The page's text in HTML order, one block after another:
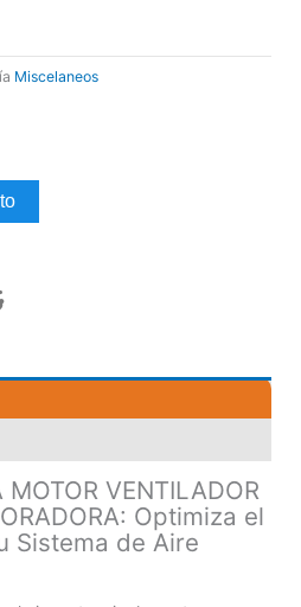
Miscelaneos
MOTOR VENTILADOR
Optimiza el
Sistema de Aire